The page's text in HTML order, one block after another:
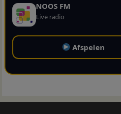
NOOS FM
Live radio
Afspelen